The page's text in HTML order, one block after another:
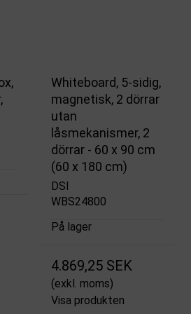
Whiteboard, 5-sidig,
magnetisk, 2 dörrar
utan
låsmekanismer, 2
dörrar - 60 x 90 cm
(60 x 180 cm)
DSI
WBS24800
På lager
4.869,25 SEK
(exkl. moms)
Visa produkten